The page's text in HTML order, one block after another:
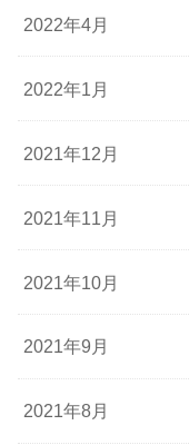
2022年4月
2022年1月
2021年12月
2021年11月
2021年10月
2021年9月
2021年8月